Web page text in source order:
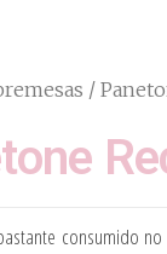
/
consumido